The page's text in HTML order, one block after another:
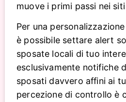
muove i primi passi nei
Per una
è possibile settare alert
sposate locali di tuo
esclusivamente notifiche
sposati davvero affini ai
percezione di controllo è